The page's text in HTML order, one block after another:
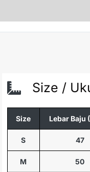
Size /
Size Lebar Baju
S 47
M 50